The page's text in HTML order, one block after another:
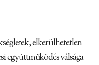
elkerülhetetlen
együttműködés válsága